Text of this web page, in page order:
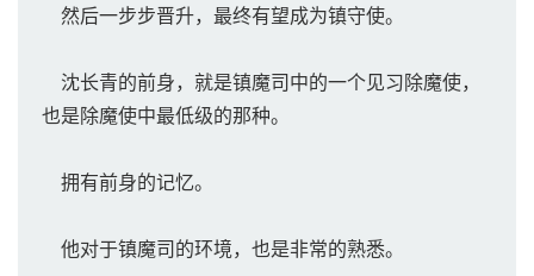
然后一步步晋升，最终有望成为镇守使。
沈长青的前身，就是镇魔司中的一个见习除魔使，
也是除魔使中最低级的那种。
拥有前身的记忆。
他对于镇魔司的环境，也是非常的熟悉。